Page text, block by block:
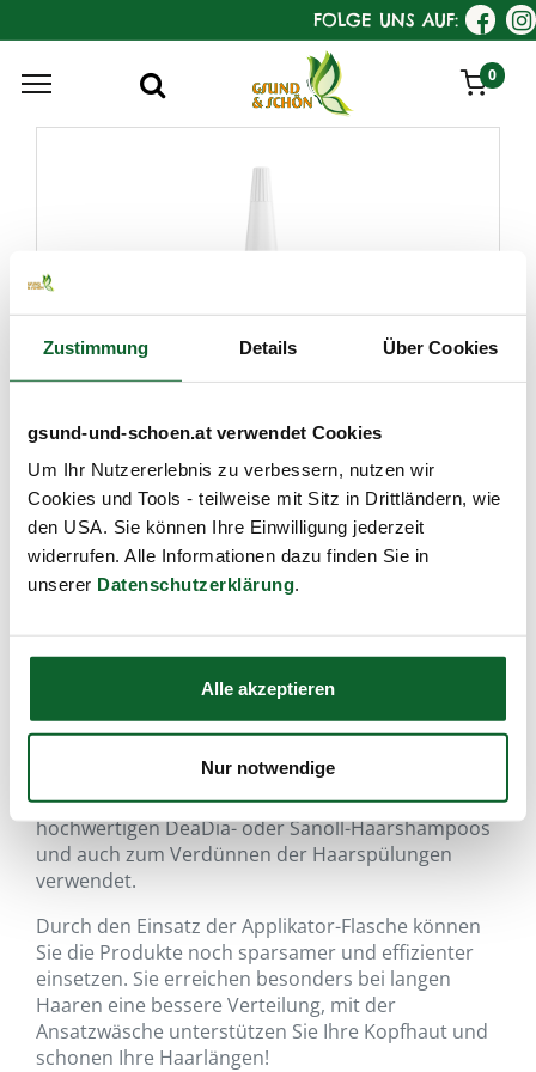
Zustimmung Details Über Cookies
gsund-und-schoen.at verwendet Cookies
Um Ihr Nutzererlebnis zu verbessern, nutzen wir
Cookies und Tools - teilweise mit Sitz in Drittländern, wie
den USA. Sie können Ihre Einwilligung jederzeit
widerrufen. Alle Informationen dazu finden Sie in
unserer Datenschutzerklärung.
Alle akzeptieren
Nur notwendige
FOLGE UNS AUF:
0
Applikator-Flasche 80ml m.
Pipettenspitz
Shampoo-Anwendung
Füllmenge:
Die Applikator-Flasche wird zum Verdünnen der
hochwertigen DeaDia- oder Sanoll-Haarshampoos
und auch zum Verdünnen der Haarspülungen
verwendet.
Durch den Einsatz der Applikator-Flasche können
Sie die Produkte noch sparsamer und effizienter
einsetzen. Sie erreichen besonders bei langen
Haaren eine bessere Verteilung, mit der
Ansatzwäsche unterstützen Sie Ihre Kopfhaut und
schonen Ihre Haarlängen!